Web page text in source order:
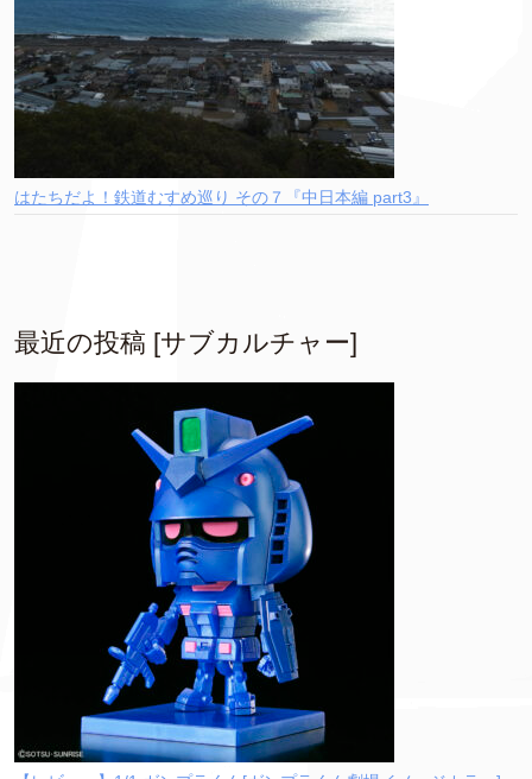
はたちだよ！鉄道むすめ巡り その７『中日本編 part3』
最近の投稿 [サブカルチャー]